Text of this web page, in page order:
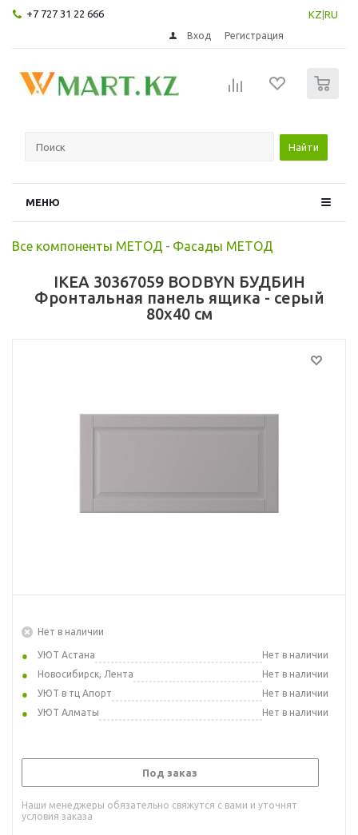
+7 727 31 22 666 KZ RU
Вход Регистрация
Найти
МЕНЮ
Все компоненты МЕТОД - Фасады МЕТОД
IKEA 30367059 BODBYN БУДБИН
Фронтальная панель ящика - серый
80x40 см
Нет в наличии
УЮТ Астана
Нет в наличии
Новосибирск, Лента
Нет в наличии
УЮТ в тц Апорт
Нет в наличии
УЮТ Алматы
Нет в наличии
Под заказ
Наши менеджеры обязательно свяжутся с вами и уточнят
условия заказа